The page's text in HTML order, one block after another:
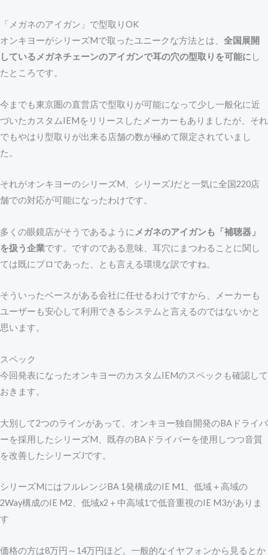
「メガネのアイガン」で型取りOK
オンキヨーがシリーズMで取ったユニークな方法とは、 全国展開
しているメガネチェーンのアイガンで耳の穴の型取りを可能に し
たところです。
今までも東京圏の直営店で型取りが可能になって少し一般化に近
づいたカスタムIEMをリリースしたメーカーもありましたが、それ
でもやはり型取りが出来る店舗の数が極めて限定されていまし
た。
それがオンキヨーのシリーズM、シリーズJだと一気に全国220店
舗での対応が可能になったわけです。
多くの眼鏡店がそうであるように メガネのアイガンも「補聴器」
を扱う企業です。ですのである意味、耳穴にまつわることに関し
ては既にプロであった、とも言える環境な訳ですね。
そういったベースがある会社に任せるわけですから、メーカーも
ユーザーも安心して利用できるシステムと言えるのではないかと
思います。
スペック
今回発表になったオンキヨーのカスタムIEMのスペックも確認して
おきます。
大別して2つのラインがあって、オンキヨー独自開発のBAドライバ
ーを採用したシリーズM、既存のBAドライバーを使用しつつ音質
を改善したシリーズJです。
シリーズMにはフルレンジBA 1発構成のIE M1、低域＋高域の
2Way構成のIE M2、低域x2＋中高域1で低音重視のIE M3がありま
す
価格の方は8万円～14万円ほど。一般的なイヤフォンから見るとか